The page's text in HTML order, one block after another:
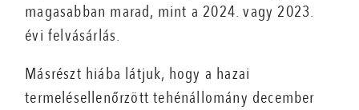
magasabban marad, mint a 2024. vagy 2023.
évi felvásárlás.
Másrészt hiába látjuk, hogy a hazai
termelésellenőrzött tehénállomány december